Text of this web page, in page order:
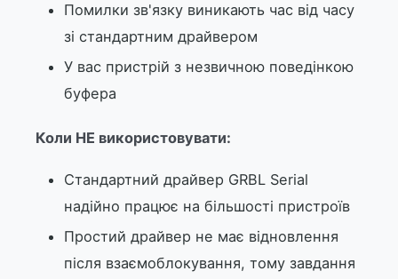
Помилки зв'язку виникають час від часу
зі стандартним драйвером
У вас пристрій з незвичною поведінкою
буфера
Коли НЕ використовувати:
Стандартний драйвер GRBL Serial
надійно працює на більшості пристроїв
Простий драйвер не має відновлення
після взаємоблокування, тому завдання